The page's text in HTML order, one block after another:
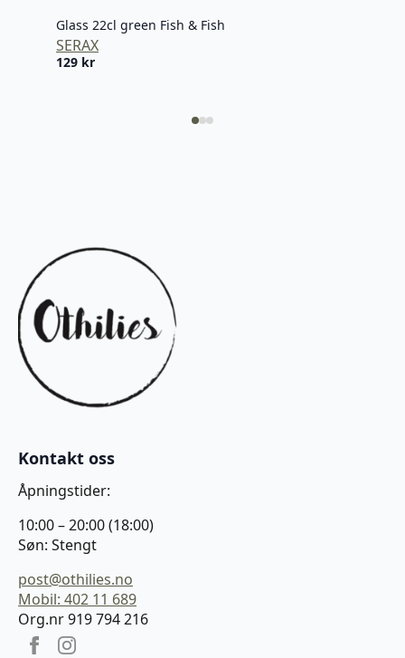
Glass 22cl green Fish & Fish
SERAX
129 kr
Kontakt oss
Åpningstider:
10:00 – 20:00 (18:00)
Søn: Stengt
post@othilies.no
Mobil: 402 11 689
Org.nr 919 794 216